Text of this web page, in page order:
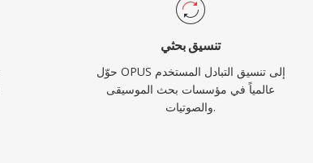
تنسيق بحثي
حوّل OPUS إلى تنسيق التبادل المستخدم
عالمياً في مؤسسات بحث الموسيقى
والصوتيات.